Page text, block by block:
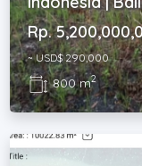
Rp.
~ USD$ 290,000
800 m2